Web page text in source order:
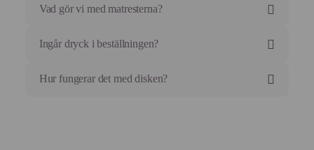
Vad gör vi med matresterna?
Ingår dryck i beställningen?
Hur fungerar det med disken?